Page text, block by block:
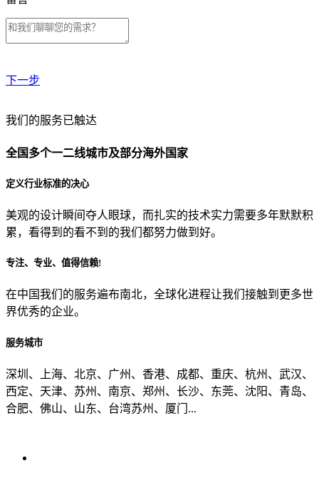
下一步
贵公司预算范围是？
贵公司的团队规模是？
目前主要的营销渠道是？
我们的服务已触达
全国多个一二线城市及部分海外国家
定义行业标准的决心
美观的设计瞬间夺人眼球，而扎实的技术实力需要多年默默积
累，看得到的看不到的我们都努力做到好。
专注、专业、值得信赖!
在中国我们的服务遍布南北，全球化进程让我们接触到更多世
界优秀的企业。
服务城市
深圳、上海、北京、广州、香港、成都、重庆、杭州、武汉、
西定、天津、苏州、南京、郑州、长沙、东莞、沈阳、青岛、
合肥、佛山、山东、台湾苏州、厦门...